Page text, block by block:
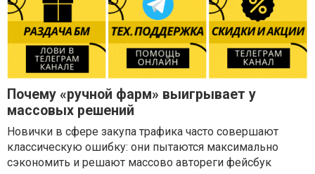
Почему «ручной фарм» выигрывает у
массовых решений
Новички в сфере закупа трафика часто совершают
классическую ошибку: они пытаются максимально
сэкономить и решают массово автореги фейсбук